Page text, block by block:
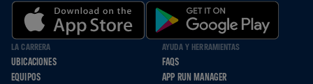
LA CARRERA
UBICACIONES
EQUIPOS
AYUDA Y HERRAMIENTAS
FAQS
APP RUN MANAGER